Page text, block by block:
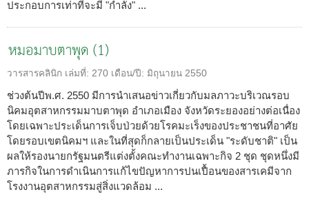
ประกอบการเท่าที่จะมี "กำลัง" ...
หมอมาบตาพุด (1)
วารสารคลินิก เล่มที่: 270 เดือน/ปี: มิถุนายน 2550
ช่วงต้นปีพ.ศ. 2550 มีการนำเสนอข่าวเกี่ยวกับมลภาวะบริเวณรอบ
นิคมอุตสาหกรรมมาบตาพุด อำเภอเมือง จังหวัดระยองอย่างต่อเนื่อง
โดยเฉพาะประเด็นการเจ็บป่วยด้วยโรคมะเร็งของประชาชนที่อาศัย
โดยรอบเขตนิคมฯ และในที่สุดก็กลายเป็นประเด็น "ระดับชาติ" เป็น
ผลให้รองนายกรัฐมนตรีแต่งตั้งคณะทำงานเฉพาะกิจ 2 ชุด ชุดหนึ่งมี
ภารกิจในการดำเนินการแก้ไขปัญหาการปนเปื้อนของสารเคมีจาก
โรงงานอุตสาหกรรมสู่สิ่งแวดล้อม ...